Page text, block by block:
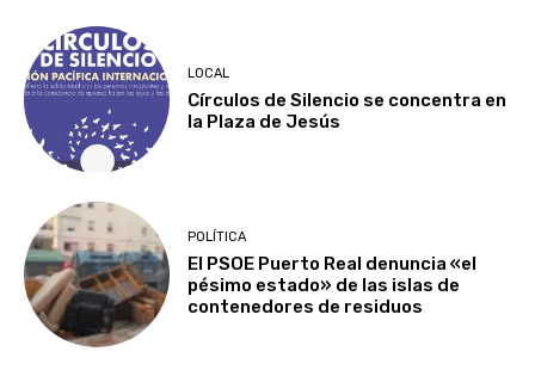
LOCAL
Círculos de Silencio se concentra en
la Plaza de Jesús
POLÍTICA
El PSOE Puerto Real denuncia «el
pésimo estado» de las islas de
contenedores de residuos